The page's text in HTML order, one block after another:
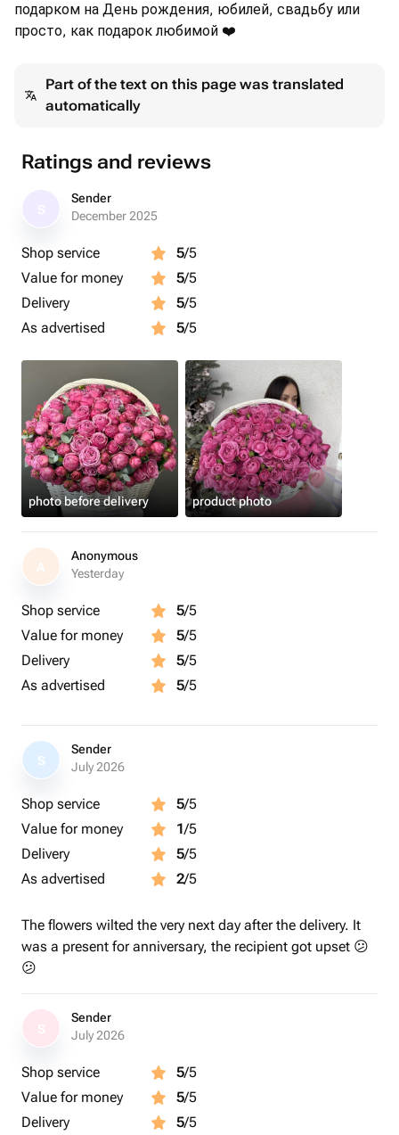
подарком на День рождения, юбилей, свадьбу или
просто, как подарок любимой ❤️
Part of the text on this page was translated
automatically
Ratings and reviews
Sender
December 2025
Shop service 5/5
Value for money
5/5
Delivery
5/5
As advertised
5/5
photo before delivery product photo
A
Anonymous
Yesterday
Shop service 5/5
Value for money
5/5
Delivery
5/5
As advertised
5/5
S
Sender
July 2026
Shop service 5/5
Value for money
1/5
Delivery
5/5
As advertised
2/5
The flowers wilted the very next day after the delivery. It
was a present for anniversary, the recipient got upset 😕
😕
Sender
July 2026
Shop service 5/5
Value for money
5/5
Delivery
5/5